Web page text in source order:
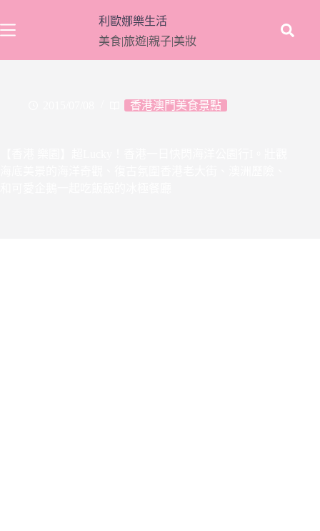
至
要
利歐娜樂生活
美食|旅遊|親子|美妝
香港澳門美食景點